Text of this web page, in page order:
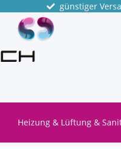
günstiger
Heizung & Lüftung &